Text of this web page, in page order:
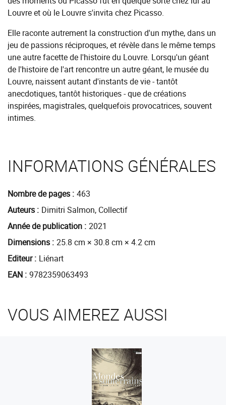
Louvre et où le Louvre s'invita chez Picasso.
Elle raconte autrement la construction d'un mythe, dans un
jeu de passions réciproques, et révèle dans le même temps
une autre facette de l'histoire du Louvre. Lorsqu'un géant
de l'histoire de l'art rencontre un autre géant, le musée du
Louvre, naissent autant d'instants de vie - tantôt
anecdotiques, tantôt historiques - que de créations
inspirées, magistrales, quelquefois provocatrices, souvent
intimes.
INFORMATIONS GÉNÉRALES
Nombre de pages 463
Auteurs
Dimitri Salmon, Collectif
Année de publication 2021
Dimensions 25.8 cm × 30.8 cm × 4.2 cm
Editeur
Liénart
EAN 9782359063493
VOUS AIMEREZ AUSSI